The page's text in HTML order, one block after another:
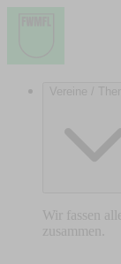
Vereine /
Wir fassen
zusammen.